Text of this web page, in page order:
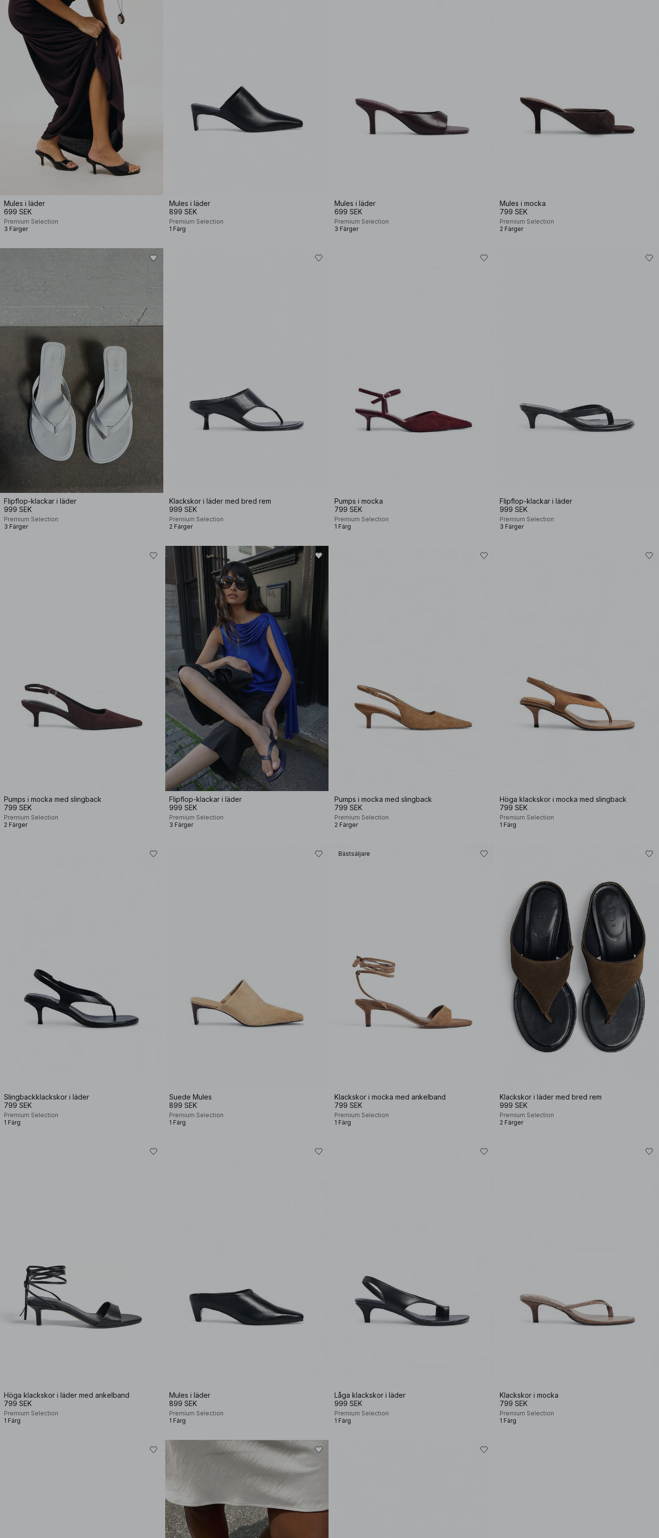
Mules i läder
699 SEK
Premium Selection
3 Färger
Mules i läder
899 SEK
Premium Selection
1 Färg
Mules i läder
699 SEK
Premium Selection
3 Färger
Mules i mocka
799 SEK
Premium Selection
2 Färger
Flipflop-klackar i läder
999 SEK
Premium Selection
3 Färger
Klackskor i läder med bred rem
999 SEK
Premium Selection
2 Färger
Pumps i mocka
799 SEK
Premium Selection
1 Färg
Flipflop-klackar i läder
999 SEK
Premium Selection
3 Färger
Pumps i mocka med slingback
799 SEK
Premium Selection
2 Färger
Flipflop-klackar i läder
999 SEK
Premium Selection
3 Färger
Pumps i mocka med slingback
799 SEK
Premium Selection
2 Färger
Höga klackskor i mocka med slingback
799 SEK
Premium Selection
1 Färg
Slingbackklackskor i läder
799 SEK
Premium Selection
1 Färg
Suede Mules
899 SEK
Premium Selection
1 Färg
Bästsäljare
Klackskor i mocka med ankelband
799 SEK
Premium Selection
1 Färg
Klackskor i läder med bred rem
999 SEK
Premium Selection
2 Färger
Höga klackskor i läder med ankelband
799 SEK
Premium Selection
1 Färg
Mules i läder
899 SEK
Premium Selection
1 Färg
Låga klackskor i läder
999 SEK
Premium Selection
1 Färg
Klackskor i mocka
799 SEK
Premium Selection
1 Färg